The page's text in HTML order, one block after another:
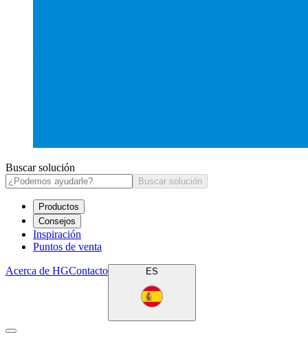
Buscar solución
Buscar solución
Productos
Consejos
Inspiración
Puntos de venta
Acerca de HGContacto ES